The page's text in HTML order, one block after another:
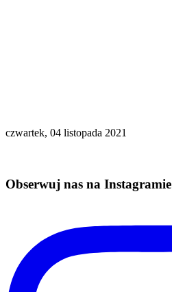
czwartek, 04 listopada 2021
Obserwuj nas na Instagramie